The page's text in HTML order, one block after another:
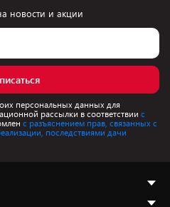
новости и акции
персональных данных для
рассылки в соответствии с
с разъяснением прав, связанных с
последствиями дачи